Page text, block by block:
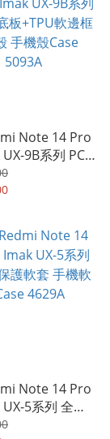
Note 14 Pro
9B系列 PC
軟邊框保
Case 5093A
Note 14 Pro
5系列 全透
手機軟殼